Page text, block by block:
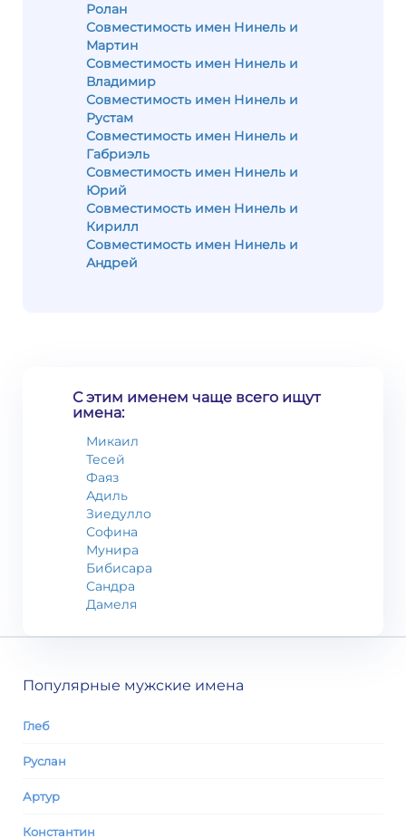
Ролан
Совместимость имен Нинель и
Мартин
Совместимость имен Нинель и
Владимир
Совместимость имен Нинель и
Рустам
Совместимость имен Нинель и
Габриэль
Совместимость имен Нинель и
Юрий
Совместимость имен Нинель и
Кирилл
Совместимость имен Нинель и
Андрей
С этим именем чаще всего ищут
имена:
Микаил
Тесей
Фаяз
Адиль
Зиедулло
Софина
Мунира
Бибисара
Сандра
Дамеля
Популярные мужские имена
Глеб
Руслан
Артур
Константин